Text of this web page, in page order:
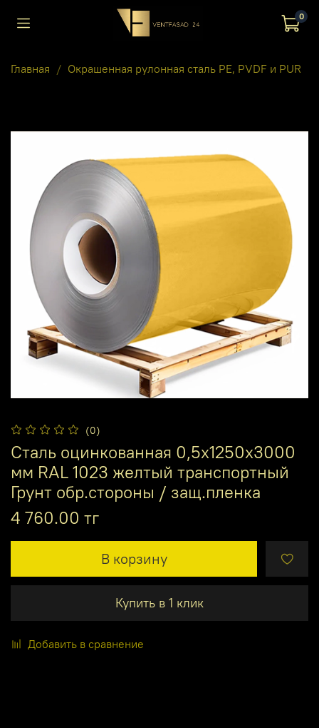
0
Главная Окрашенная рулонная сталь PE, PVDF и PUR
(0)
Сталь оцинкованная 0,5х1250х3000
мм RAL 1023 желтый транспортный
Грунт обр.стороны / защ.пленка
4 760.00 тг
В корзину
Купить в 1 клик
Добавить в сравнение